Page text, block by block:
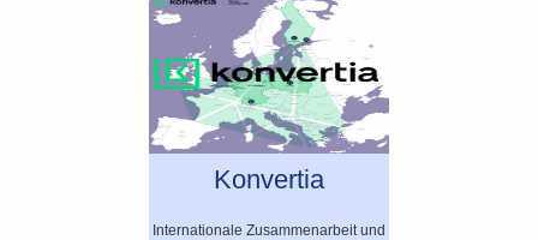
Konvertia
Internationale Zusammenarbeit und